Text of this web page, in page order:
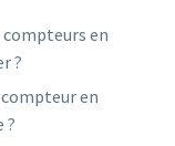
en
?
en
?